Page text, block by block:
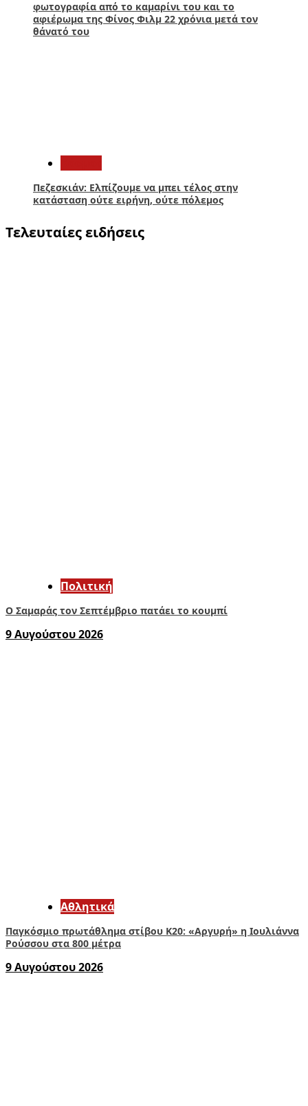
φωτογραφία από το καμαρίνι του και το
αφιέρωμα της Φίνος Φιλμ 22 χρόνια μετά τον
θάνατό του
Πεζεσκιάν: Ελπίζουμε να μπει τέλος στην
κατάσταση ούτε ειρήνη, ούτε πόλεμος
Τελευταίες ειδήσεις
Πολιτική
Ο Σαμαράς τον Σεπτέμβριο πατάει το κουμπί
9 Αυγούστου 2026
Αθλητικά
Παγκόσμιο πρωτάθλημα στίβου Κ20: «Αργυρή» η Ιουλιάννα
Ρούσσου στα 800 μέτρα
9 Αυγούστου 2026